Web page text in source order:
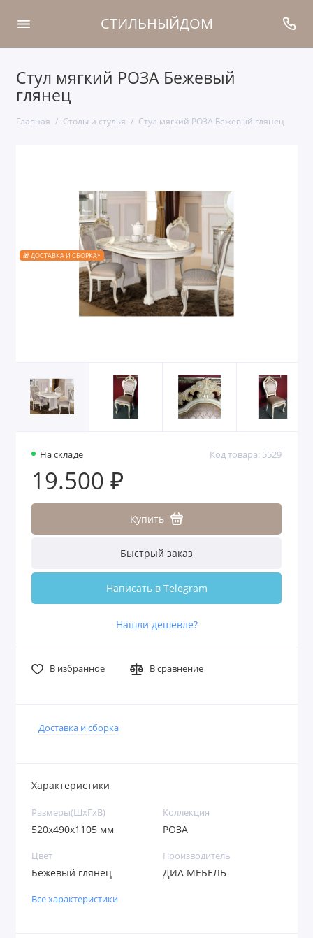
СТИЛЬНЫЙДОМ
Стул мягкий РОЗА Бежевый
глянец
Главная Столы и стулья Стул мягкий РОЗА Бежевый глянец
🎁 ДОСТАВКА И СБОРКА*
На складе Код товара: 5529
19.500 ₽
Купить
Быстрый заказ
Написать в Telegram
Нашли дешевле?
В избранное В сравнение
Доставка и сборка
Характеристики
Размеры(ШxГxВ)
520х490х1105 мм
Коллекция
РОЗА
Цвет
Бежевый глянец
Производитель
ДИА МЕБЕЛЬ
Все характеристики